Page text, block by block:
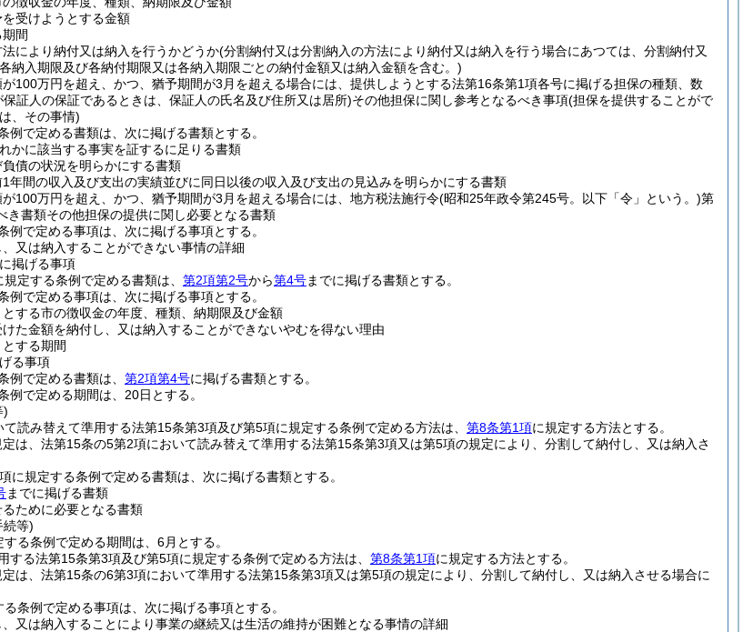
受けようとする金額
間
により納付又は納入を行うかどうか(分割納付又は分割納入の方法により納付又は納入を行う場合にあつては、分割納付又
納入期限及び各納付期限又は各納入期限ごとの納付金額又は納入金額を含む。)
100万円を超え、かつ、猶予期間が3月を超える場合には、提供しようとする法第16条第1項各号に掲げる担保の種類、数
証人の保証であるときは、保証人の氏名及び住所又は居所)その他担保に関し参考となるべき事項(担保を提供することがで
、その事情)
例で定める書類は、次に掲げる書類とする。
かに該当する事実を証するに足りる書類
債の状況を明らかにする書類
年間の収入及び支出の実績並びに同日以後の収入及び支出の見込みを明らかにする書類
100万円を超え、かつ、猶予期間が3月を超える場合には、地方税法施行令(昭和25年政令第245号。以下「令」という。)第
き書類その他担保の提供に関し必要となる書類
例で定める事項は、次に掲げる事項とする。
又は納入することができない事情の詳細
掲げる事項
定する条例で定める書類は、 第2項第2号から第4号までに掲げる書類とする。
例で定める事項は、次に掲げる事項とする。
する市の徴収金の年度、種類、納期限及び金額
た金額を納付し、又は納入することができないやむを得ない理由
する期間
る事項
例で定める書類は、 第2項第4号に掲げる書類とする。
で定める期間は、20日とする。
)
読み替えて準用する法第15条第3項及び第5項に規定する条例で定める方法は、 第8条第1項に規定する方法とする。
定は、法第15条の5第2項において読み替えて準用する法第15条第3項又は第5項の規定により、分割して納付し、又は納入さ
に規定する条例で定める書類は、次に掲げる書類とする。
までに掲げる書類
ために必要となる書類
続等)
る条例で定める期間は、6月とする。
する法第15条第3項及び第5項に規定する条例で定める方法は、 第8条第1項に規定する方法とする。
定は、法第15条の6第3項において準用する法第15条第3項又は第5項の規定により、分割して納付し、又は納入させる場合に
条例で定める事項は、次に掲げる事項とする。
又は納入することにより事業の継続又は生活の維持が困難となる事情の詳細